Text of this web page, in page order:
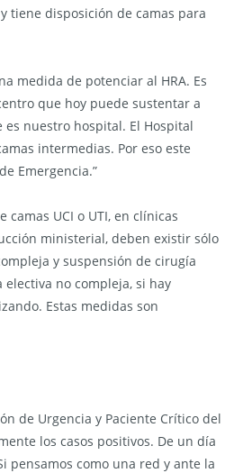
tiene disposición de camas para
medida de potenciar al HRA. Es
que hoy puede sustentar a
nuestro hospital. El Hospital
intermedias. Por eso este
Emergencia.”
UCI o UTI, en clínicas
ministerial, deben existir sólo
y suspensión de cirugía
no compleja, si hay
Estas medidas son
de Urgencia y Paciente Crítico del
los casos positivos. De un día
pensamos como una red y ante la